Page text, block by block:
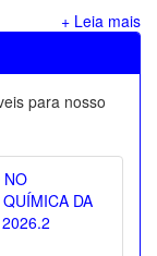
+ Leia mais
para nosso
NO
DA